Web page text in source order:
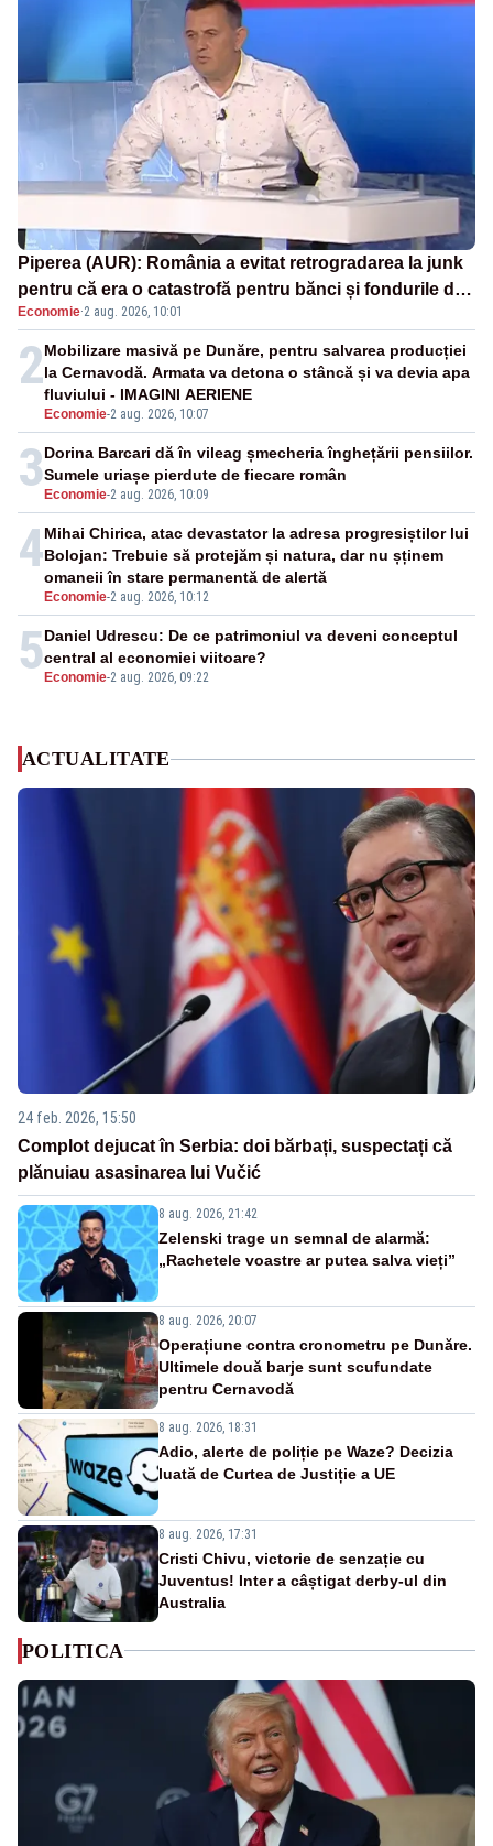
Piperea (AUR): România a evitat retrogradarea la junk
pentru că era o catastrofă pentru bănci și fondurile de
pensii
Economie·2 aug. 2026, 10:01
2
Economie-2 aug. 2026, 10:07
Mobilizare masivă pe Dunăre, pentru salvarea producției
la Cernavodă. Armata va detona o stâncă și va devia apa
fluviului - IMAGINI AERIENE
3 Economie-2 aug. 2026, 10:09
Dorina Barcari dă în vileag șmecheria înghețării pensiilor.
Sumele uriașe pierdute de fiecare român
4
Economie-2 aug. 2026, 10:12
Mihai Chirica, atac devastator la adresa progresiștilor lui
Bolojan: Trebuie să protejăm și natura, dar nu șținem
omaneii în stare permanentă de alertă
5 Economie-2 aug. 2026, 09:22
Daniel Udrescu: De ce patrimoniul va deveni conceptul
central al economiei viitoare?
ACTUALITATE
24 feb. 2026, 15:50
Complot dejucat în Serbia: doi bărbați, suspectați că
plănuiau asasinarea lui Vučić
8 aug. 2026, 21:42
Zelenski trage un semnal de alarmă:
„Rachetele voastre ar putea salva vieți”
8 aug. 2026, 20:07
Operațiune contra cronometru pe Dunăre.
Ultimele două barje sunt scufundate
pentru Cernavodă
8 aug. 2026, 18:31
Adio, alerte de poliție pe Waze? Decizia
luată de Curtea de Justiție a UE
8 aug. 2026, 17:31
Cristi Chivu, victorie de senzație cu
Juventus! Inter a câștigat derby-ul din
Australia
POLITICA